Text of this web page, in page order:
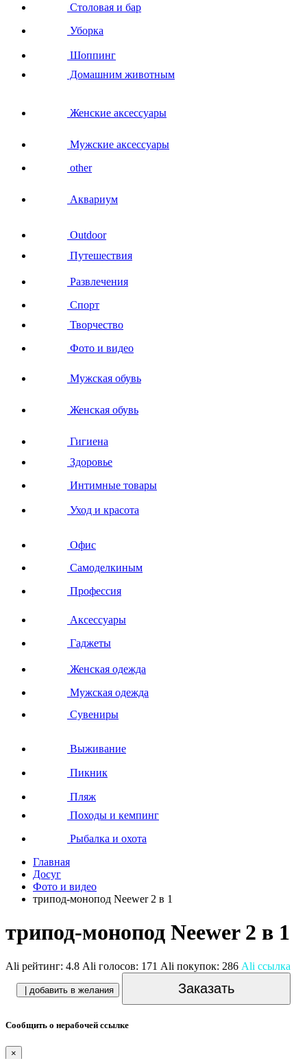
Столовая и бар
Уборка
Шоппинг
Домашним животным
Женские аксессуары
Мужские аксессуары
other
Аквариум
Outdoor
Путешествия
Развлечения
Спорт
Творчество
Фото и видео
Мужская обувь
Женская обувь
Гигиена
Здоровье
Интимные товары
Уход и красота
Офис
Самоделкиным
Профессия
Аксессуары
Гаджеты
Женская одежда
Мужская одежда
Сувениры
Выживание
Пикник
Пляж
Походы и кемпинг
Рыбалка и охота
Главная
Досуг
Фото и видео
трипод-монопод Neewer 2 в 1
трипод-монопод Neewer 2 в 1
Ali рейтинг: 4.8 Ali голосов: 171 Ali покупок: 286 Ali ссылка
| добавить в желания Заказать
Сообщить о нерабочей ссылке
×